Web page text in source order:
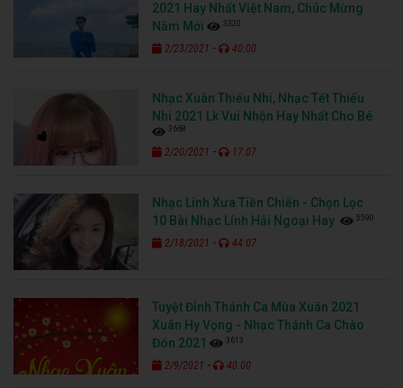
2021 Hay Nhất Việt Nam, Chúc Mừng
Năm Mới
3320
2/23/2021 - 40:00
Nhạc Xuân Thiếu Nhi, Nhạc Tết Thiếu
Nhi 2021 Lk Vui Nhộn Hay Nhất Cho Bé
3668
2/20/2021 - 17:07
Nhạc Lính Xưa Tiền Chiến - Chọn Lọc
10 Bài Nhạc Lính Hải Ngoại Hay
5590
2/18/2021 - 44:07
Tuyệt Đỉnh Thánh Ca Mùa Xuân 2021
Xuân Hy Vọng - Nhạc Thánh Ca Chào
Đón 2021
3613
2/9/2021 - 40:00